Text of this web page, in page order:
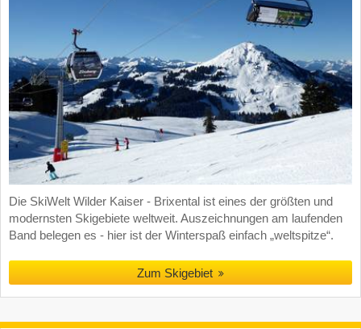
Die SkiWelt Wilder Kaiser - Brixental ist eines der größten und
modernsten Skigebiete weltweit. Auszeichnungen am laufenden
Band belegen es - hier ist der Winterspaß einfach „weltspitze“.
Zum Skigebiet